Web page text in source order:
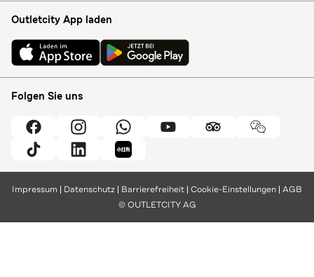
Outletcity App laden
Folgen Sie uns
Impressum Datenschutz Barrierefreiheit Cookie-Einstellungen AGB
© OUTLETCITY AG